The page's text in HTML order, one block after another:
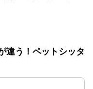
違う！ペットシッタ